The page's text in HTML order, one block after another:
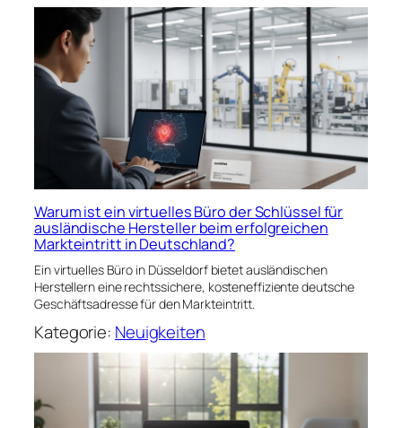
Warum ist ein virtuelles Büro der Schlüssel für
ausländische Hersteller beim erfolgreichen
Markteintritt in Deutschland?
Ein virtuelles Büro in Düsseldorf bietet ausländischen
Herstellern eine rechtssichere, kosteneffiziente deutsche
Geschäftsadresse für den Markteintritt.
Kategorie: Neuigkeiten